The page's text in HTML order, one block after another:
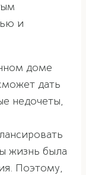
и
доме
дать
недочеты,
жизнь была
Поэтому,